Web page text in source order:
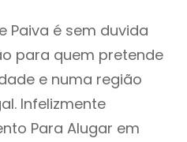
Paiva é sem duvida
para quem pretende
e numa região
Infelizmente
Para Alugar em